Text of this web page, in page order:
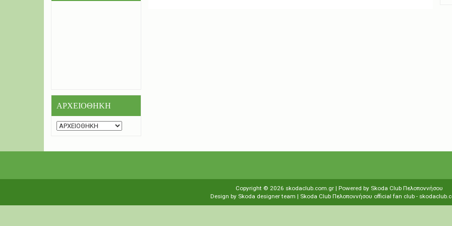
ΑΡΧΕΙΟΘΗΚΗ
Copyright © 2026 skodaclub.com.gr | Powered by Skoda Club Πελοποννήσου
Design by Skoda designer team | Skoda Club Πελοποννήσου οfficial fan club -